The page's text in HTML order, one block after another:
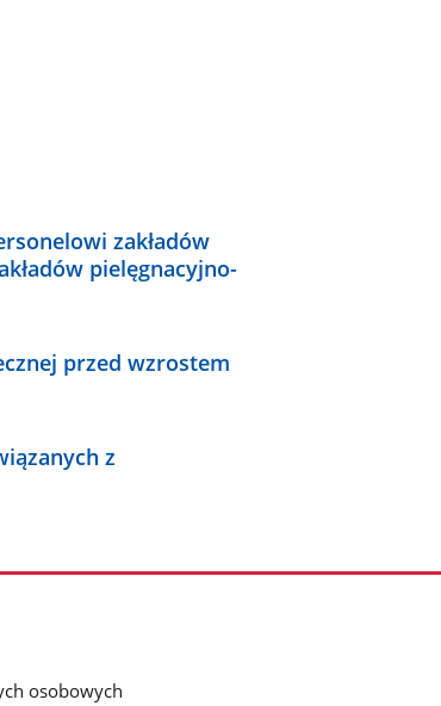
zakładów
pielęgnacyjno-
przed wzrostem
z
osobowych